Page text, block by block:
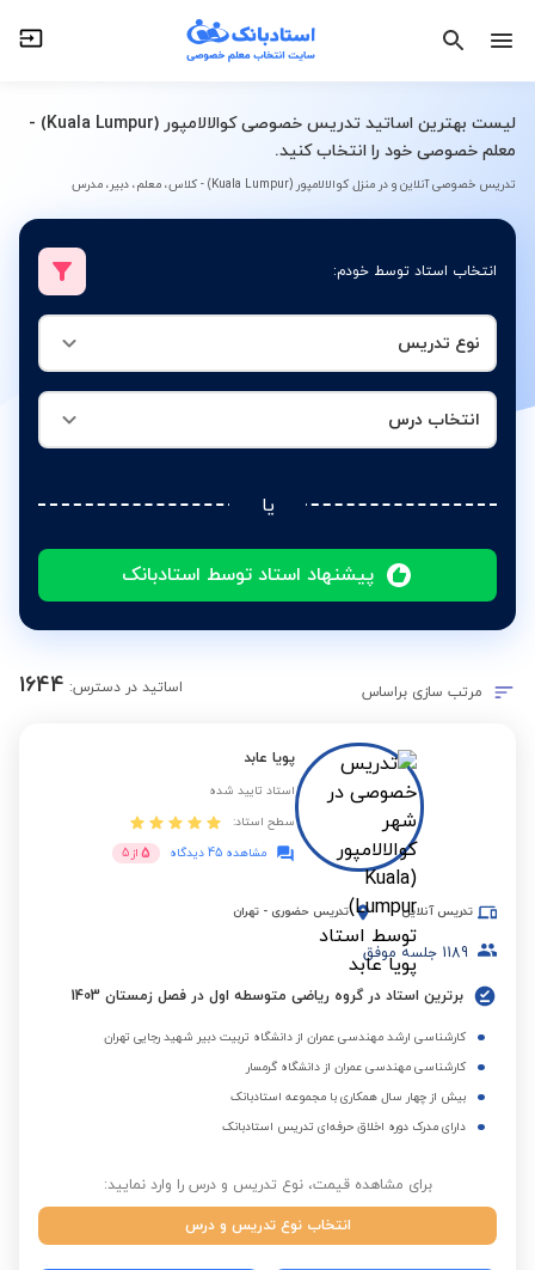
لیست بهترین اساتید تدریس خصوصی کوالالامپور (Kuala Lumpur) -
معلم خصوصی خود را انتخاب کنید.
تدریس خصوصی آنلاین و در منزل کوالالامپور (Kuala Lumpur) - کلاس، معلم، دبیر، مدرس
انتخاب استاد توسط خودم:
نوع تدریس
انتخاب درس
یا
پیشنهاد استاد توسط استادبانک
انتخاب درس
مرتب سازی براساس اساتید در دسترس: 1644
پویا عابد
استاد تایید شده
سطح استاد:
مشاهده 45 دیدگاه
5 از 5
تدریس آنلاین تدریس حضوری - تهران
1189 جلسه موفق
برترین استاد در گروه ریاضی متوسطه اول در فصل زمستان 1403
کارشناسی ارشد مهندسی عمران از دانشگاه تربیت دبیر شهید رجایی تهران
کارشناسی مهندسی عمران از دانشگاه گرمسار
بیش از چهار سال همکاری با مجموعه استادبانک
دارای مدرک دوره اخلاق حرفه‌ای تدریس استادبانک
برای مشاهده قیمت، نوع تدریس و درس را وارد نمایید:
انتخاب نوع تدریس و درس